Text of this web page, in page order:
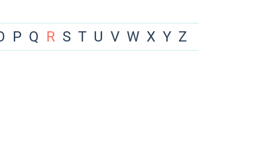
P Q R S T U V W X Y Z